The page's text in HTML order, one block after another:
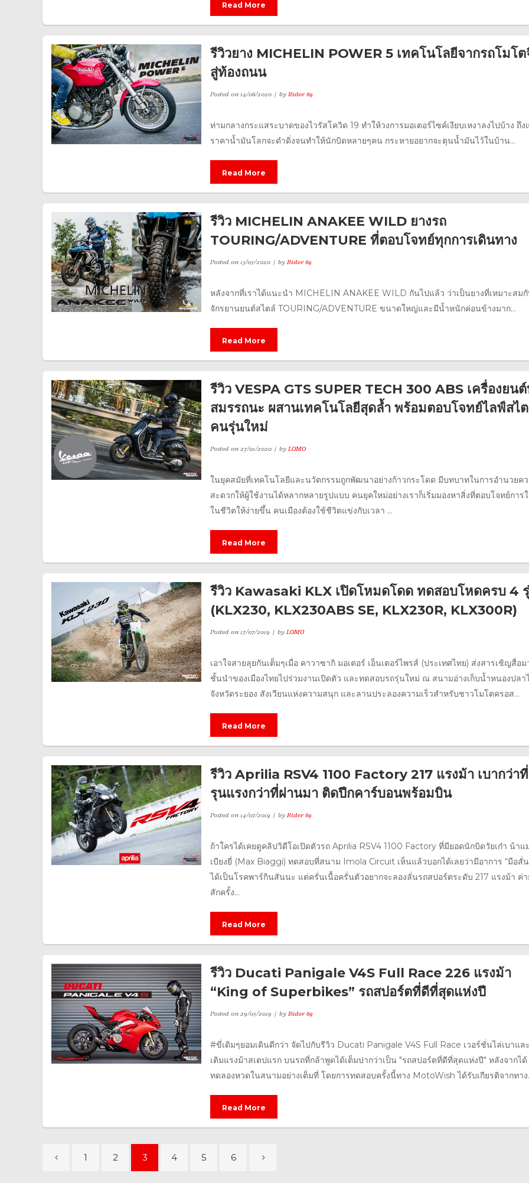
Read More
รีวิวยาง MICHELIN POWER 5 เทคโนโลยีจากรถโมโต
สู่ท้องถนน
Posted on14/06/2020 byRider 69
ท่ามกลางกระแสระบาดของไวรัสโควิด 19 ทำให้วงการมอเตอร์ไซค์เงียบเหงาลงไปบ้าง ถึง
ราคาน้ำมันโลกจะดำดิ่งจนทำให้นักบิดหลายๆคน กระหายอยากจะตุนน้ำมันไว้ในบ้าน...
Read More
รีวิว MICHELIN ANAKEE WILD ยางรถ
TOURING/ADVENTURE ที่ตอบโจทย์ทุกการเดินทาง
Posted on13/05/2020 byRider 69
หลังจากที่เราได้แนะนำ MICHELIN ANAKEE WILD กันไปแล้ว ว่าเป็นยางที่เหมาะสม
จักรยานยนต์สไตล์ TOURING/ADVENTURE ขนาดใหญ่และมีน้ำหนักค่อนข้างมาก...
Read More
รีวิว VESPA GTS SUPER TECH 300 ABS เครื่องยน
สมรรถนะ ผสานเทคโนโลยีสุดล้ำ พร้อมตอบโจทย์ไลฟ์สไ
คนรุ่นใหม่
Posted on27/01/2020 byLOMO
ในยุคสมัยที่เทคโนโลยีและนวัตกรรมถูกพัฒนาอย่างก้าวกระโดด มีบทบาทในการอำนวยค
สะดวกให้ผู้ใช้งานได้หลากหลายรูปแบบ คนยุคใหม่อย่างเราก็เริ่มมองหาสิ่งที่ตอบโจทย์การ
ในชีวิตให้ง่ายขึ้น คนเมืองต้องใช้ชีวิตแข่งกับเวลา ...
Read More
รีวิว Kawasaki KLX เปิดโหมดโดด ทดสอบโหดครบ 4
(KLX230, KLX230ABS SE, KLX230R, KLX300R)
Posted on17/07/2019 byLOMO
เอาใจสายลุยกันเต็มๆเมื่อ คาวาซากิ มอเตอร์ เอ็นเตอร์ไพรส์ (ประเทศไทย) ส่งสารเชิญสื่อ
ชั้นนำของเมืองไทยไปร่วมงานเปิดตัว และทดสอบรถรุ่นใหม่ ณ สนามอ่างเก็บน้ำหนองปลา
จังหวัดระยอง สังเวียนแห่งความสนุก และลานประลองความเร็วสำหรับชาวโมโตครอส...
Read More
รีวิว Aprilia RSV4 1100 Factory 217 แรงม้า เบากว่า
รุนแรงกว่าที่ผ่านมา ติดปีกคาร์บอนพร้อมบิน
Posted on14/07/2019 byRider 69
ถ้าใครได้เคยดูคลิปวิดีโอเปิดตัวรถ Aprilia RSV4 1100 Factory ที่มียอดนักบิดวัยเก๋า น้าแ
เบียงยี่ (Max Biaggi) ทดสอบที่สนาม Imola Circuit เห็นแล้วบอกได้เลยว่ามีอาการ “มือสั่น
ได้เป็นโรคพาร์กินสันนะ แต่ครั่นเนื้อครั่นตัวอยากจะลองลั่นรถสปอร์ตระดับ 217 แรงม้า ค่
สักครั้ง...
Read More
รีวิว Ducati Panigale V4S Full Race 226 แรงม้า
“King of Superbikes” รถสปอร์ตที่ดีที่สุดแห่งปี
Posted on29/05/2019 byRider 69
#ขี่เดิมๆยอมเดินดีกว่า จัดไปกับรีวิว Ducati Panigale V4S Full Race เวอร์ชั่นไล่เบาแล
เติมแรงม้าสเตปแรก บนรถที่กล้าพูดได้เต็มปากว่าเป็น "รถสปอร์ตที่ดีที่สุดแห่งปี" หลังจากได้
ทดลองหวดในสนามอย่างเต็มที่ โดยการทดสอบครั้งนี้ทาง MotoWish ได้รับเกียรติจากทาง
Read More
1 2 3 4 5 6